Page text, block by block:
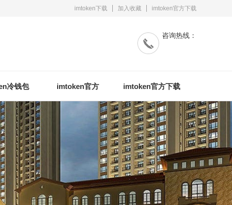
imtoken下载 加入收藏 imtoken官方下载
咨询热线：
冷钱包 imtoken官方 imtoken官方下载